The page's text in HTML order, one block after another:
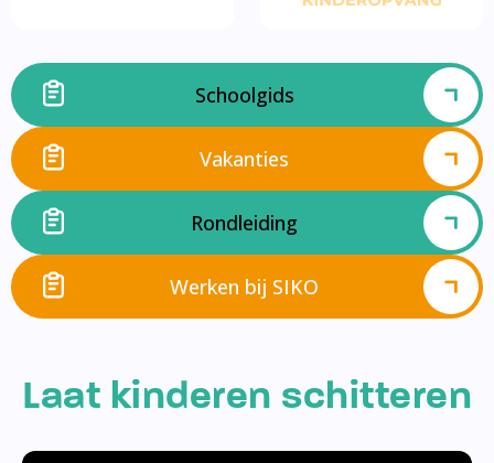
Schoolgids
Vakanties
Rondleiding
Werken bij SIKO
Laat kinderen schitteren